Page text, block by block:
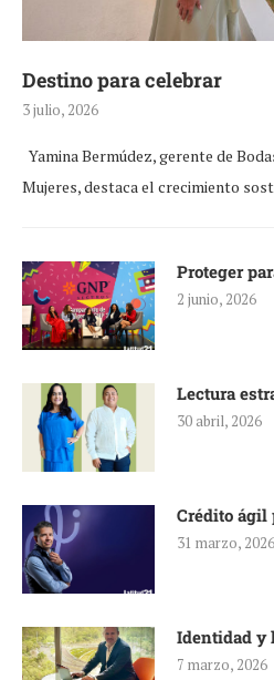
Destino para celebrar
3 julio, 2026
Yamina Bermúdez, gerente de
Mujeres, destaca el crecimiento
Proteger
2 junio, 2026
Lectura
30 abril, 2026
Crédito ágil
31 marzo, 2026
Identidad y
7 marzo, 2026